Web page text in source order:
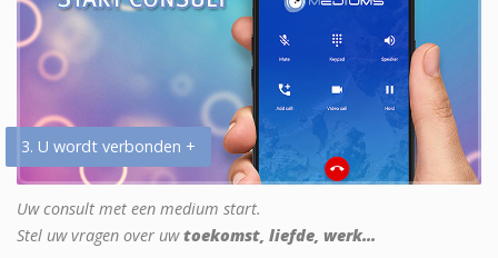
3. U wordt verbonden +
Uw consult met een medium start.
Stel uw vragen over uwtoekomst, liefde, werk...